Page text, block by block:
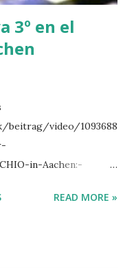
3º en el
beitrag/video/1093688
in-Aachen:-
READ MORE »